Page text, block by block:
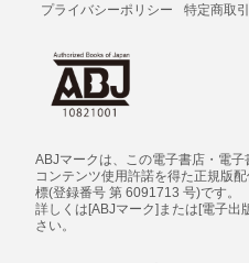
プライバシーポリシー
特定商取
ABJマークは、この電子書店・電
コンテンツ使用許諾を得た正規版
標(登録番号 第 6091713 号)です。
詳しくは[ABJマーク]または[電子出
さい。